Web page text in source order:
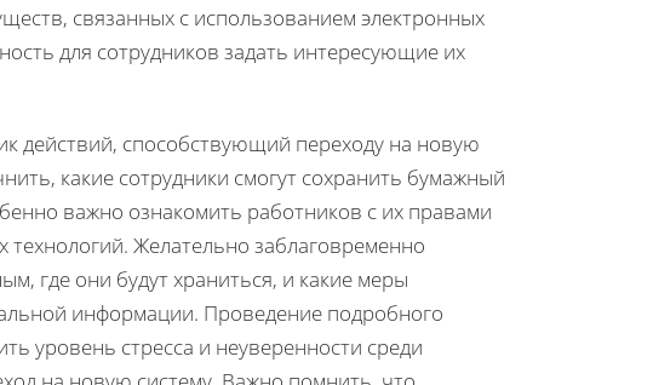
связанных с использованием электронных
для сотрудников задать интересующие их
действий, способствующий переходу на новую
какие сотрудники смогут сохранить бумажный
важно ознакомить работников с их правами
Желательно заблаговременно
где они будут храниться, и какие меры
информации. Проведение подробного
уровень стресса и неуверенности среди